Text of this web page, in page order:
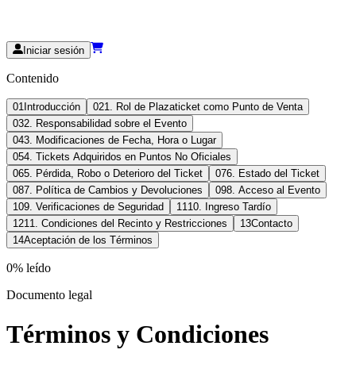
Iniciar sesión
Contenido
01 Introducción 021. Rol de Plazaticket como Punto de Venta
032. Responsabilidad sobre el Evento
043. Modificaciones de Fecha, Hora o Lugar
054. Tickets Adquiridos en Puntos No Oficiales
065. Pérdida, Robo o Deterioro del Ticket 076. Estado del Ticket
087. Política de Cambios y Devoluciones 098. Acceso al Evento
109. Verificaciones de Seguridad 1110. Ingreso Tardío
1211. Condiciones del Recinto y Restricciones 13Contacto
14Aceptación de los Términos
0% leído
Documento legal
Términos y Condiciones